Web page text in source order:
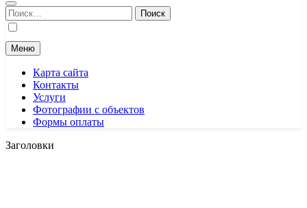
Найти:
Меню
Карта сайта
Контакты
Услуги
Фотографии с объектов
Формы оплаты
Заголовки